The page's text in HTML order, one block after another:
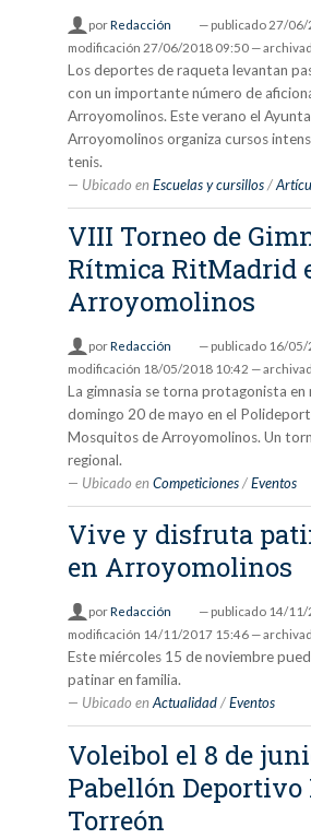
porRedacción — publicado 27/06/
modificación 27/06/2018 09:50 —
Los deportes de raqueta levantan
con un importante número de
Arroyomolinos. Este verano el
Arroyomolinos organiza cursos
tenis.
Ubicado en Escuelas y cursillos /
VIII Torneo de
Rítmica RitMadrid
Arroyomolinos
porRedacción — publicado 16/05/
modificación 18/05/2018 10:42 —
La gimnasia se torna protagonista
domingo 20 de mayo en el
Mosquitos de Arroyomolinos. Un
regional.
Ubicado en Competiciones /Eventos
Vive y disfruta
en Arroyomolinos
porRedacción — publicado 14/11/
modificación 14/11/2017 15:46 —
Este miércoles 15 de noviembre
patinar en familia.
Ubicado en Actualidad /Eventos
Voleibol el 8 de
Pabellón Deportivo
Torreón